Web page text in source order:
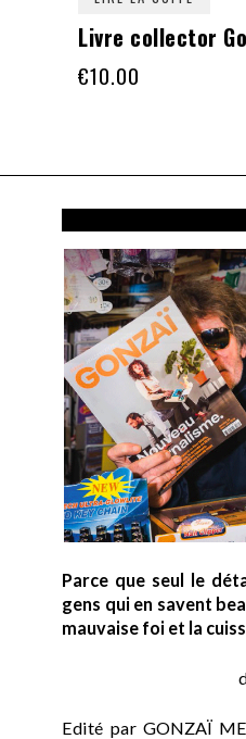
Livre collector
€10.00
Parce que seul le
gens qui en savent
mauvaise foi et la
Edité par GONZAÏ